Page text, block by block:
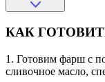
КАК
1. Готовим фарш с
сливочное масло,